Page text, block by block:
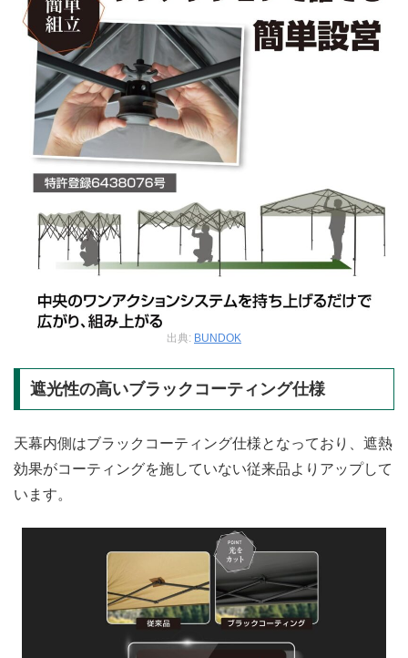
出典: BUNDOK
遮光性の高いブラックコーティング仕様
天幕内側はブラックコーティング仕様となっており、遮熱
効果がコーティングを施していない従来品よりアップして
います。